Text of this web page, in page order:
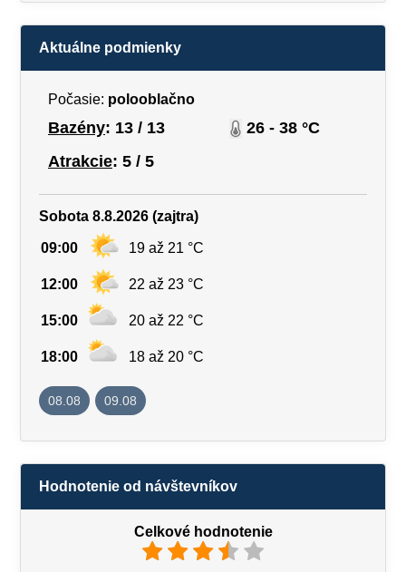
Aktuálne podmienky
Počasie: polooblačno
Bazény: 13 / 13
26 - 38 °C
Atrakcie: 5 / 5
Sobota 8.8.2026 (zajtra)
09:00 19 až 21 °C
12:00 22 až 23 °C
15:00 20 až 22 °C
18:00 18 až 20 °C
08.08 09.08
Hodnotenie od návštevníkov
Celkové hodnotenie